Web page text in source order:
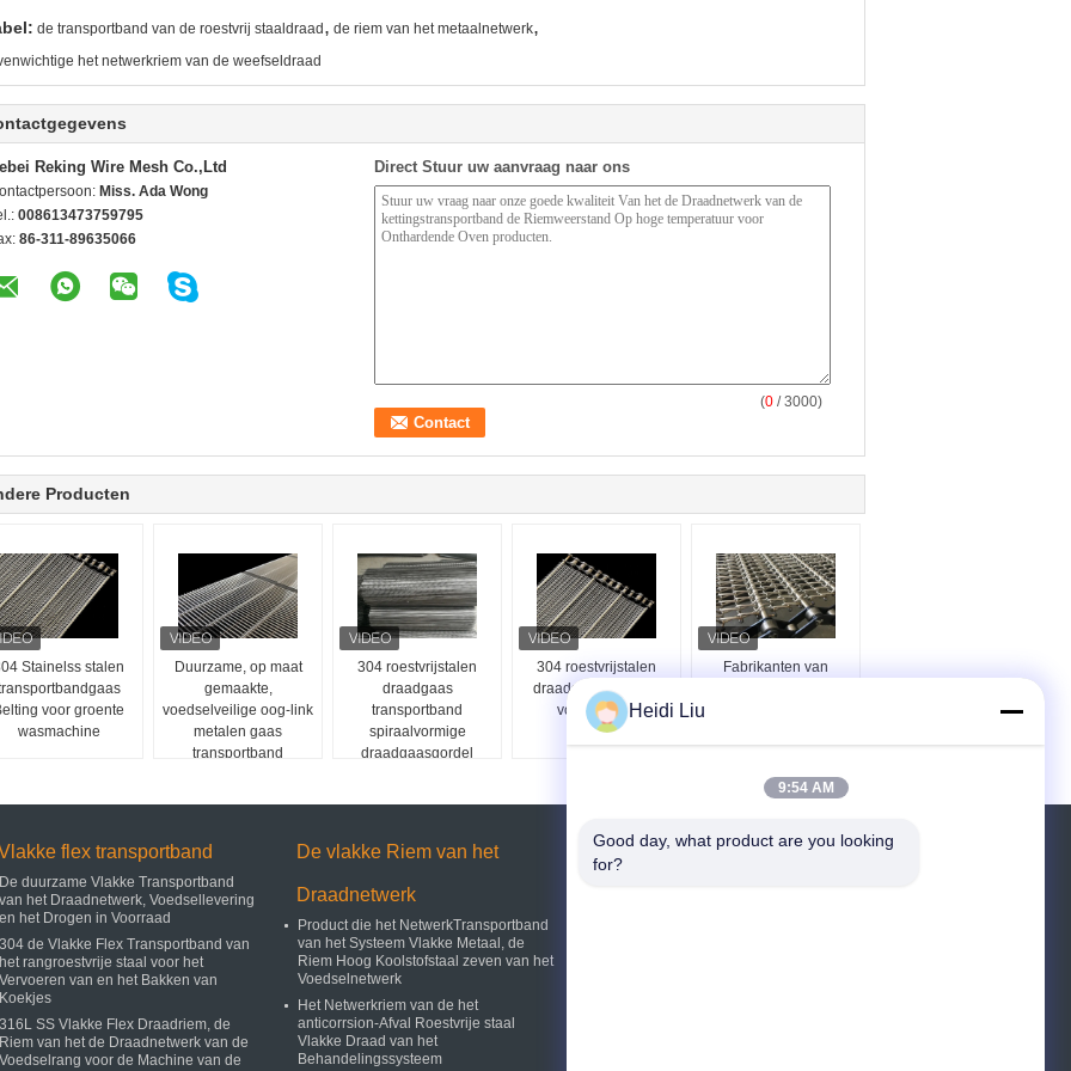
de transportband van de roestvrij staaldraad, de riem van het metaalnetwerk,
het netwerkriem van de weefseldraad
Reking Wire Mesh Co.,Ltd
Miss. Ada Wong
008613473759795
86-311-89635066
Direct Stuur uw aanvraag naar ons
(0 / 3000)
Producten
Stainelss stalen
voor groente
wasmachine
Duurzame, op maat
gemaakte,
voedselveilige oog-link
metalen gaas
transportband
304 roestvrijstalen
draadgaas
transportband
spiraalvormige
draadgaasgordel
304 roestvrijstalen
draadgaasriemriem
voor koeling
Fabrikanten van
flex transportband
De duurzame Vlakke Transportband
van het Draadnetwerk, Voedsellevering
en het Drogen in Voorraad
304 de Vlakke Flex Transportband van
het rangroestvrije staal voor het
Vervoeren van en het Bakken van
Koekjes
316L SS Vlakke Flex Draadriem, de
Riem van het de Draadnetwerk van de
Voedselrang voor de Machine van de
De vlakke Riem van het
Draadnetwerk
Product die het NetwerkTransportband
van het Systeem Vlakke Metaal, de
Riem Hoog Koolstofstaal zeven van het
Voedselnetwerk
Het Netwerkriem van de het
anticorrsion-Afval Roestvrije staal
Vlakke Draad van het
Behandelingssysteem
Vraag een offerte aan
Heidi Liu
9:54 AM
Good day, what product are you looking
for?